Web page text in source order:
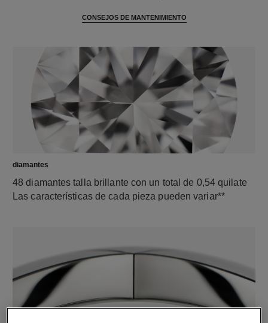
CONSEJOS DE MANTENIMIENTO
diamantes
48 diamantes talla brillante con un total de 0,54 quilate
Las características de cada pieza pueden variar**